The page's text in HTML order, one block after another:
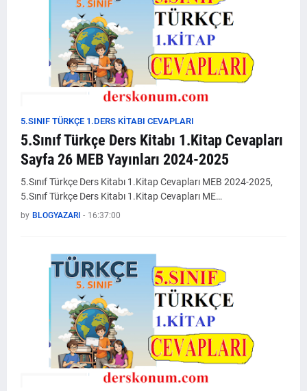
5.SINIF TÜRKÇE 1.DERS KİTABI CEVAPLARI
5.Sınıf Türkçe Ders Kitabı 1.Kitap Cevapları
Sayfa 26 MEB Yayınları 2024-2025
5.Sınıf Türkçe Ders Kitabı 1.Kitap Cevapları MEB 2024-2025,
5.Sınıf Türkçe Ders Kitabı 1.Kitap Cevapları ME…
by BLOGYAZARI - 16:37:00